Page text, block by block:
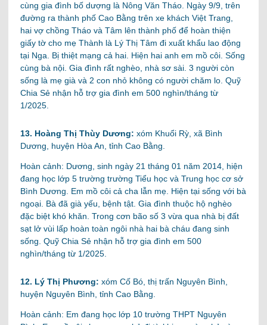
cùng gia đình bố dượng là Nông Văn Tháo. Ngày 9/9, trên
đường ra thành phố Cao Bằng trên xe khách Việt Trang,
hai vợ chồng Tháo và Tâm lên thành phố để hoàn thiện
giấy tờ cho mẹ Thành là Lý Thị Tâm đi xuất khẩu lao động
tại Nga. Bị thiệt mạng cả hai. Hiện hai anh em mồ côi. Sống
cùng bà nội. Gia đình rất nghèo, nhà sơ sài. 3 người còn
sống là mẹ già và 2 con nhỏ không có người chăm lo. Quỹ
Chia Sẻ nhận hỗ trợ gia đình em 500 nghìn/tháng từ
1/2025.
13. Hoàng Thị Thùy Dương: xóm Khuổi Rỳ, xã Bình
Dương, huyện Hòa An, tỉnh Cao Bằng.
Hoàn cảnh: Dương, sinh ngày 21 tháng 01 năm 2014, hiện
đang học lớp 5 trường trường Tiểu học và Trung học cơ sở
Bình Dương. Em mồ côi cả cha lẫn mẹ. Hiện tại sống với bà
ngoại. Bà đã già yếu, bệnh tật. Gia đình thuộc hộ nghèo
đặc biệt khó khăn. Trong cơn bão số 3 vừa qua nhà bị đất
sạt lở vùi lấp hoàn toàn ngôi nhà hai bà cháu đang sinh
sống. Quỹ Chia Sẻ nhận hỗ trợ gia đình em 500
nghìn/tháng từ 1/2025.
12. Lý Thị Phương: xóm Cố Bó, thị trấn Nguyên Bình,
huyện Nguyên Bình, tỉnh Cao Bằng.
Hoàn cảnh: Em đang học lớp 10 trường THPT Nguyên